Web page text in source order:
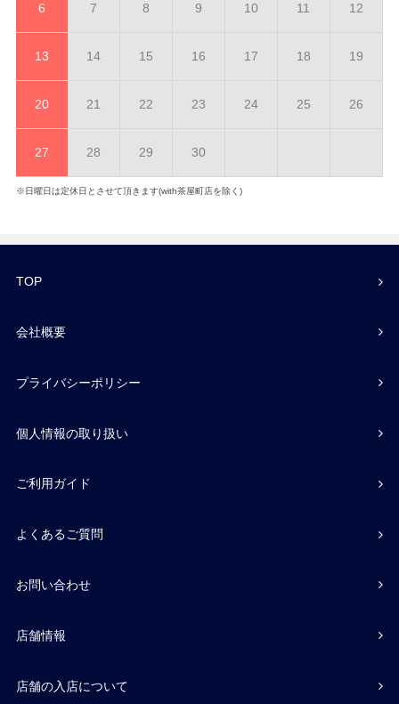
6 7 8 9 10 11 12
13 14 15 16 17 18 19
20 21 22 23 24 25 26
27 28 29 30
※日曜日は定休日とさせて頂きます(with茶屋町店を除く)
TOP
会社概要
プライバシーポリシー
個人情報の取り扱い
ご利用ガイド
よくあるご質問
お問い合わせ
店舗情報
店舗の入店について